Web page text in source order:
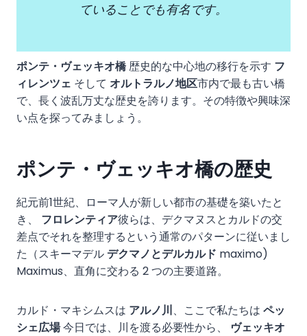
ていることでも有名です。
ポンテ・ヴェッキオ橋歴史的な中心地の移行を示す フ
ィレンツェ そして オルトラルノ地区市内で最も古い橋
で、長く波乱万丈な歴史を誇ります。その特徴や興味深
い点を探ってみましょう。
ポンテ・ヴェッキオ橋の歴史
紀元前1世紀、ローマ人が新しい都市の基礎を築いたと
き、 フロレンティア彼らは、デクマヌスとカルドの交
差点でそれを整理するという通常のパターンに従いまし
た（スキーマデル デクマノとデルカルド maximo)
Maximus、直角に交わる 2 つの主要道路。
カルド・マキシムスは アルノ川、ここで私たちは ペッ
シェ広場今日では、川を渡る必要性から、 ヴェッキオ